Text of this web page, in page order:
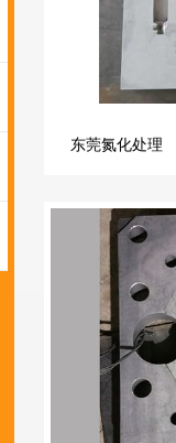
东莞氮化处理